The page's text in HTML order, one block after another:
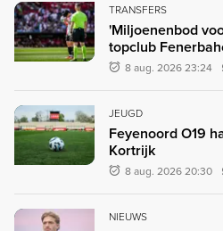
TRANSFERS
'Miljoenenbod
topclub
8 aug. 2026 23:24
JEUGD
Feyenoord O19
Kortrijk
8 aug. 2026 20:30
NIEUWS